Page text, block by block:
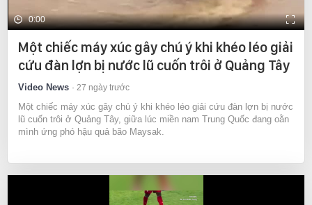
0:00
Một chiếc máy xúc gây chú ý khi khéo léo giải
cứu đàn lợn bị nước lũ cuốn trôi ở Quảng Tây
Video News 27 ngày trước
Một chiếc máy xúc gây chú ý khi khéo léo giải cứu đàn lợn bị nước
lũ cuốn trôi ở Quảng Tây, giữa lúc miền nam Trung Quốc đang oằn
mình ứng phó hậu quả bão Maysak.